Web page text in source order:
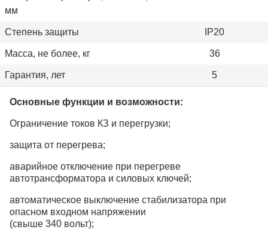
мм
Степень защиты IP20
Масса, не более, кг 36
Гарантия, лет 5
Основные функции и возможности:
Ограничение токов КЗ и перегрузки;
защита от перегрева;
аварийное отключение при перегреве
автотрансформатора и силовых ключей;
автоматическое выключение стабилизатора при
опасном входном напряжении
(свыше 340 вольт);